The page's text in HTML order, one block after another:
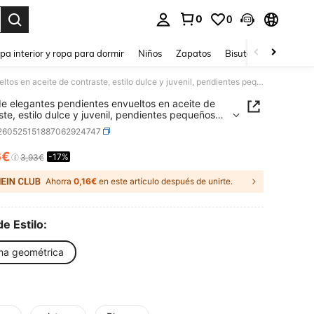
0 0
interior y ropa para dormir Niños Zapatos Bisutería Y
1 par de elegantes pendientes envueltos en aceite de contraste, estilo dulce y juvenil, pendientes pequeños tridimensionales con pentagrama, adecuados para regalo, uso diario, citas y fiestas
elegantes pendientes envueltos en aceite de
estilo dulce y juvenil, pendientes pequeños
con pentagrama, adecuados para
uso diario, citas y fiestas
AND AVAILABILITY
3,93€ -17%
Ahorra 0,16€ en este artículo después de unirte.
Estilo:
geométrica